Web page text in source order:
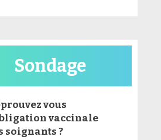
Sondage
vous
vaccinale
soignants ?